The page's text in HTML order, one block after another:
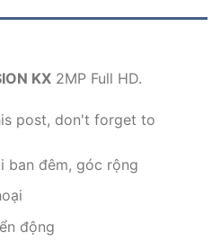
KX 2MP Full HD.
post, don't forget to
ban đêm, góc rộng
động